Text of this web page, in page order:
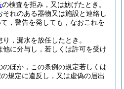
の検査を拒み，又は妨げたとき。
れのある器物又は施設と連絡し
，警告を発しても，なおこれを
，漏水を放任したとき。
他に分与し，若しくは許可を受け
のほか，この条例の規定若しくは
規定に違反し，又は虚偽の届出